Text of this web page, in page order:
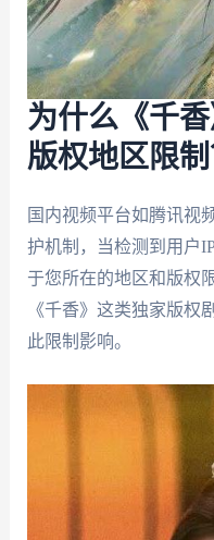
为什么《千
版权地区限制
国内视频平台如腾讯视
护机制，当检测到用户
于您所在的地区和版权
《千香》这类独家版权
此限制影响。